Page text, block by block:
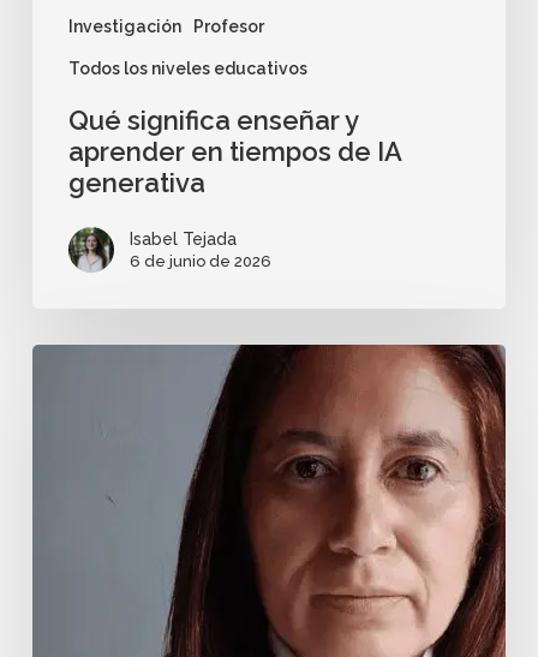
Investigación Profesor
Todos los niveles educativos
Qué significa enseñar y
aprender en tiempos de IA
generativa
Isabel Tejada
6 de junio de 2026